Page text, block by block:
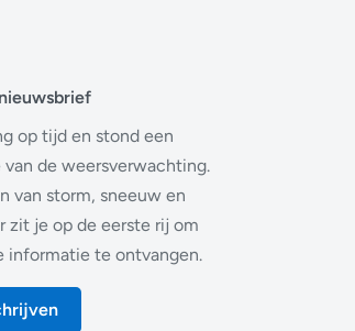
op tijd en stond een
van de weersverwachting.
van storm, sneeuw en
zit je op de eerste rij om
informatie te ontvangen.